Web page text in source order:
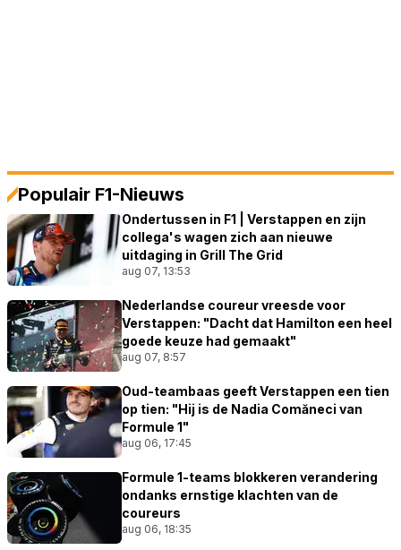
Populair F1-Nieuws
Ondertussen in F1 | Verstappen en zijn
collega's wagen zich aan nieuwe
uitdaging in Grill The Grid
aug 07, 13:53
Nederlandse coureur vreesde voor
Verstappen: "Dacht dat Hamilton een heel
goede keuze had gemaakt"
aug 07, 8:57
Oud-teambaas geeft Verstappen een tien
op tien: "Hij is de Nadia Comăneci van
Formule 1"
aug 06, 17:45
Formule 1-teams blokkeren verandering
ondanks ernstige klachten van de
coureurs
aug 06, 18:35